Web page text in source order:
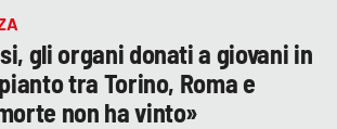
gli organi donati a giovani in
tra Torino, Roma e
non ha vinto»